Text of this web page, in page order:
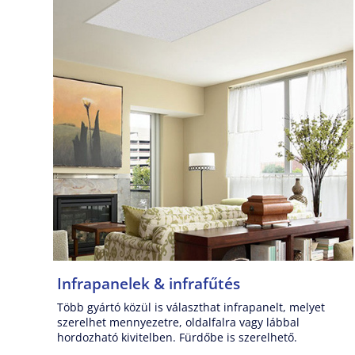
Infrapanelek & infrafűtés
Több gyártó közül is választhat infrapanelt, melyet
szerelhet mennyezetre, oldalfalra vagy lábbal
hordozható kivitelben. Fürdőbe is szerelhető.